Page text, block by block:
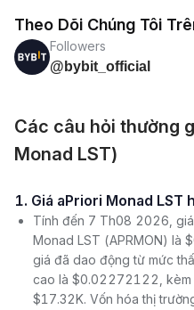
Theo Dõi Chúng Tôi
Followers
@bybit_official
Các câu hỏi thường
Monad LST)
1. Giá aPriori Monad
Tính đến 7 Th08 2026,
Monad LST (APRMON) là
giá đã dao động từ mức
cao là $0.02272122, kèm
$17.32K. Vốn hóa thị